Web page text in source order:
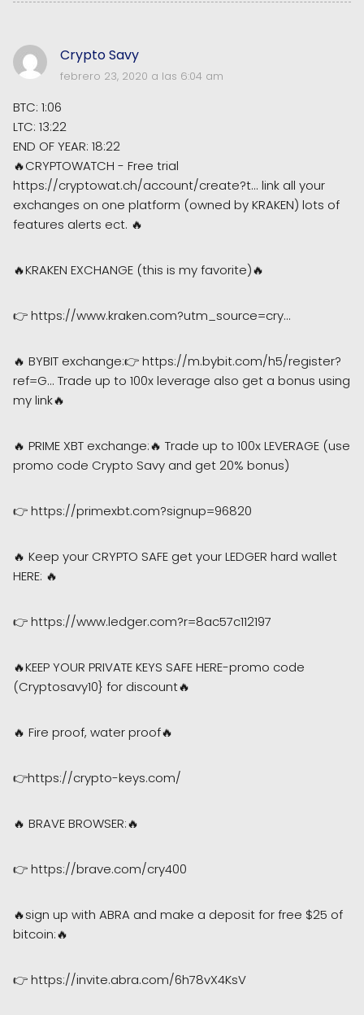
Crypto Savy
febrero 23, 2020 a las 6:04 am
BTC: 1:06
LTC: 13:22
END OF YEAR: 18:22
🔥CRYPTOWATCH - Free trial
https://cryptowat.ch/account/create?t... link all your
exchanges on one platform (owned by KRAKEN) lots of
features alerts ect. 🔥
🔥KRAKEN EXCHANGE (this is my favorite)🔥
👉 https://www.kraken.com?utm_source=cry...
🔥 BYBIT exchange:👉 https://m.bybit.com/h5/register?
ref=G... Trade up to 100x leverage also get a bonus using
my link🔥
🔥 PRIME XBT exchange:🔥 Trade up to 100x LEVERAGE (use
promo code Crypto Savy and get 20% bonus)
👉 https://primexbt.com?signup=96820
🔥 Keep your CRYPTO SAFE get your LEDGER hard wallet
HERE: 🔥
👉 https://www.ledger.com?r=8ac57c112197
🔥KEEP YOUR PRIVATE KEYS SAFE HERE-promo code
(Cryptosavy10} for discount🔥
🔥 Fire proof, water proof🔥
👉https://crypto-keys.com/
🔥 BRAVE BROWSER:🔥
👉 https://brave.com/cry400
🔥sign up with ABRA and make a deposit for free $25 of
bitcoin:🔥
👉 https://invite.abra.com/6h78vX4KsV